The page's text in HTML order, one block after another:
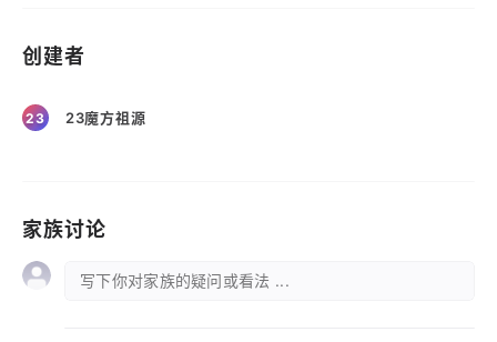
创建者
23 23魔方祖源
家族讨论
写下你对家族的疑问或看法 ...